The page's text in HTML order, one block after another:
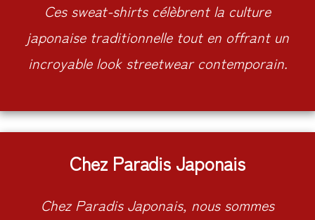
Ces sweat-shirts célèbrent la culture
japonaise traditionnelle tout en offrant un
incroyable look streetwear contemporain.
Chez Paradis Japonais
Chez Paradis Japonais, nous sommes